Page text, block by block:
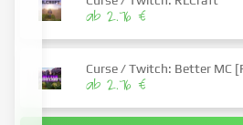
ab 2.76 €
Curse / Twitch: Better MC
ab 2.76 €